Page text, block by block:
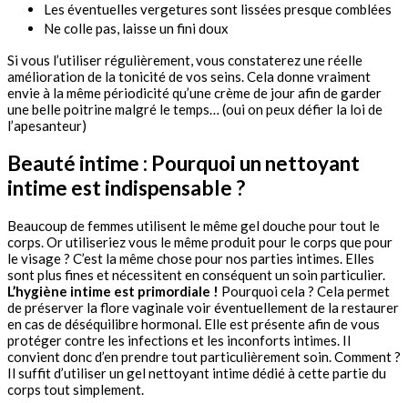
Les éventuelles vergetures sont lissées presque comblées
Ne colle pas, laisse un fini doux
Si vous l’utiliser régulièrement, vous constaterez une réelle
amélioration de la tonicité de vos seins. Cela donne vraiment
envie à la même périodicité qu’une crème de jour afin de garder
une belle poitrine malgré le temps… (oui on peux défier la loi de
l’apesanteur)
Beauté intime : Pourquoi un nettoyant
intime est indispensable ?
Beaucoup de femmes utilisent le même gel douche pour tout le
corps. Or utiliseriez vous le même produit pour le corps que pour
le visage ? C’est la même chose pour nos parties intimes. Elles
sont plus fines et nécessitent en conséquent un soin particulier.
L’hygiène intime est primordiale ! Pourquoi cela ? Cela permet
de préserver la flore vaginale voir éventuellement de la restaurer
en cas de déséquilibre hormonal. Elle est présente afin de vous
protéger contre les infections et les inconforts intimes. Il
convient donc d’en prendre tout particulièrement soin. Comment ?
Il suffit d’utiliser un gel nettoyant intime dédié à cette partie du
corps tout simplement.